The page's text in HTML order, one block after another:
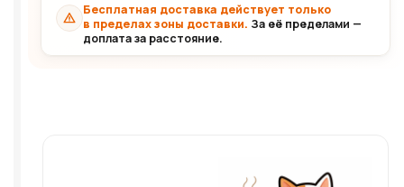
Бесплатная доставка действует только
в пределах зоны доставки. За её пределами —
доплата за расстояние.